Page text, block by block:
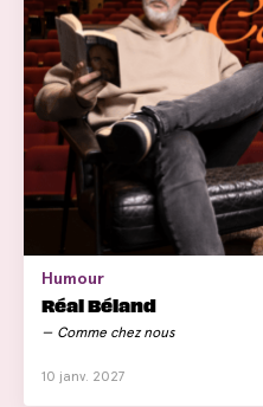
Humour
Réal Béland
Comme chez nous
10 janv. 2027